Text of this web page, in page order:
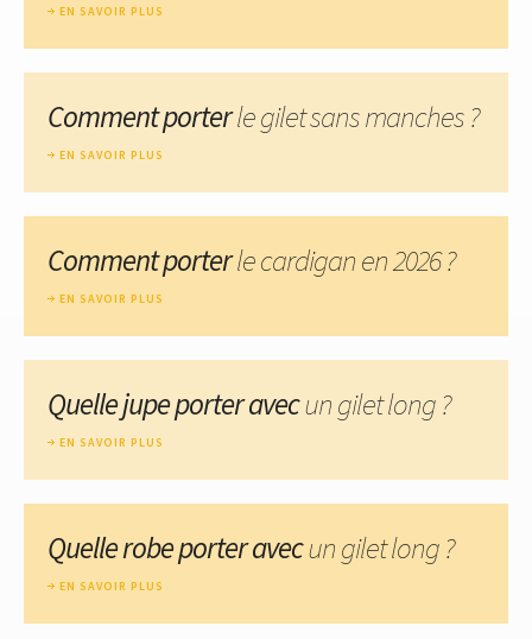
EN SAVOIR PLUS
Comment porterle gilet sans manches ?
EN SAVOIR PLUS
Comment porterle cardigan en 2026 ?
EN SAVOIR PLUS
Quelle jupe porter avecun gilet long ?
EN SAVOIR PLUS
Quelle robe porter avecun gilet long ?
EN SAVOIR PLUS